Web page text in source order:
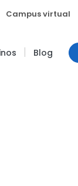
Campus virtual
| Blog